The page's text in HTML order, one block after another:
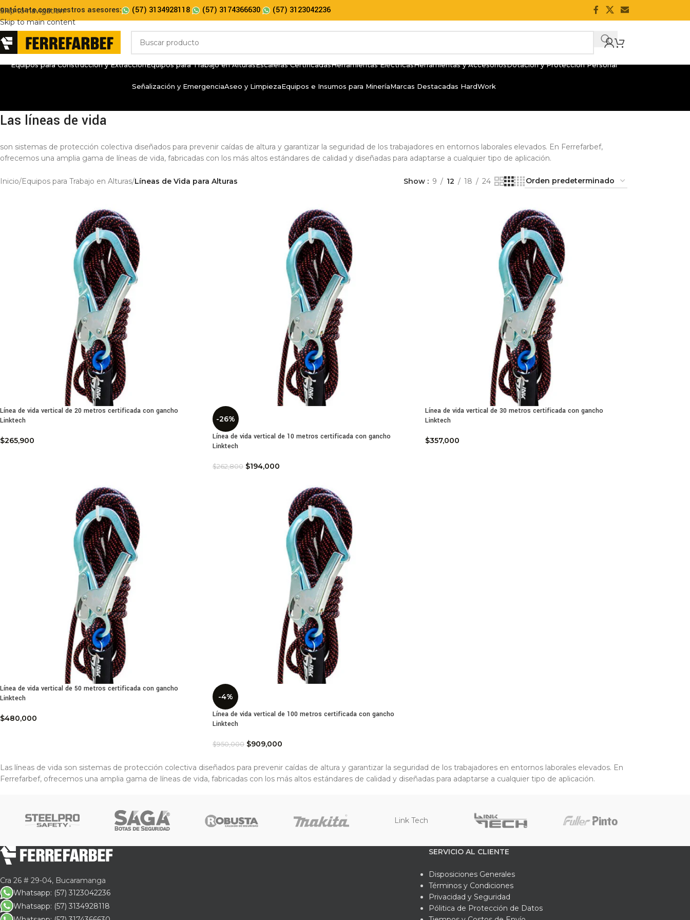
Skip to navigation
Skip to main content
con nuestros asesores: (57) 3134928118 (57) 3174366630 (57) 3123042236
Equipos para Construcción y ExtracciónEquipos para Trabajo en AlturasEscaleras CertificadasHerramientas EléctricasHerramientas y AccesoriosDotación y Protección Personal
Señalización y EmergenciaAseo y LimpiezaEquipos e Insumos para MineríaMarcas Destacadas HardWork
Las líneas de vida
son sistemas de protección colectiva diseñados para prevenir caídas de altura y garantizar la seguridad de los trabajadores en entornos laborales elevados. En Ferrefarbef,
ofrecemos una amplia gama de líneas de vida, fabricadas con los más altos estándares de calidad y diseñadas para adaptarse a cualquier tipo de aplicación.
Inicio/Equipos para Trabajo en Alturas/Líneas de Vida para Alturas Show 9 12 18 24
Línea de vida vertical de 20 metros certificada con gancho
Linktech
$265,900
-26%
Línea de vida vertical de 10 metros certificada con gancho
Linktech
$262,800 $194,000
Línea de vida vertical de 30 metros certificada con gancho
Linktech
$357,000
Línea de vida vertical de 50 metros certificada con gancho
Linktech
$480,000
-4%
Línea de vida vertical de 100 metros certificada con gancho
Linktech
$950,000 $909,000
Las líneas de vida son sistemas de protección colectiva diseñados para prevenir caídas de altura y garantizar la seguridad de los trabajadores en entornos laborales elevados. En
Ferrefarbef, ofrecemos una amplia gama de líneas de vida, fabricadas con los más altos estándares de calidad y diseñadas para adaptarse a cualquier tipo de aplicación.
Link Tech
Cra 26 # 29-04, Bucaramanga
Whatsapp: (57) 3123042236
Whatsapp: (57) 3134928118
SERVICIO AL CLIENTE
Disposiciones Generales
Términos y Condiciones
Privacidad y Seguridad
Pólitica de Protección de Datos